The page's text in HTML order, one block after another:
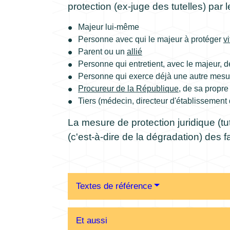
protection (ex-juge des tutelles) par
Majeur lui-même
Personne avec qui le majeur à protéger
Parent ou un allié
Personne qui entretient, avec le majeur,
Personne qui exerce déjà une autre
Procureur de la République, de sa
Tiers (médecin, directeur d'établissement
La mesure de protection juridique
(c'est-à-dire de la dégradation) des
Textes de référence
Et aussi